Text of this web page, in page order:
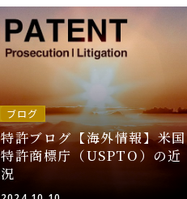
ブログ
特許ブログ【海外情報】米国
特許商標庁（USPTO）の近
況